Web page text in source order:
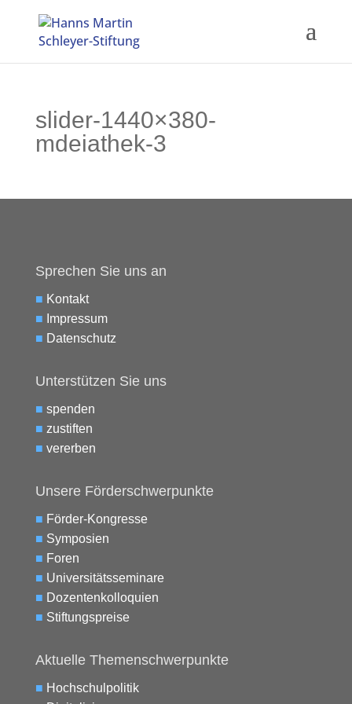
slider-1440×380-
mdeiathek-3
Sprechen Sie uns an
■ Kontakt
■ Impressum
■ Datenschutz
Unterstützen Sie uns
■ spenden
■ zustiften
■ vererben
Unsere Förderschwerpunkte
■ Förder-Kongresse
■ Symposien
■ Foren
■ Universitätsseminare
■ Dozentenkolloquien
■ Stiftungspreise
Aktuelle Themenschwerpunkte
■ Hochschulpolitik